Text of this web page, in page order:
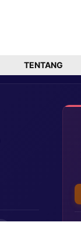
TENTANG